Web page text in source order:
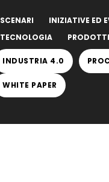
SCENARI INIZIATIVE ED
TECNOLOGIA
PRODOTTI
INDUSTRIA 4.0
WHITE PAPER